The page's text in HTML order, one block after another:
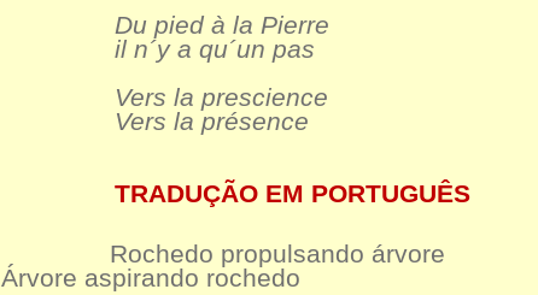
Du pied à la Pierre
il n´y a qu´un pas
Vers la prescience
Vers la présence
TRADUÇÃO EM PORTUGUÊS
Rochedo propulsando árvore
Árvore aspirando rochedo